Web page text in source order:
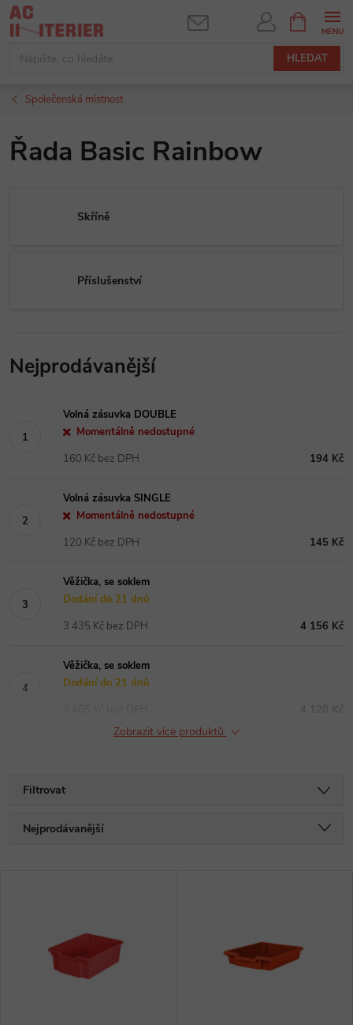
Přejít
na
HLEDAT
NÁKUPNÍ
KOŠÍK
Společenská místnost
Řada Basic Rainbow
Skříně
Příslušenství
Nejprodávanější
Volná zásuvka DOUBLE
Momentálně nedostupné
194 Kč
160 Kč bez DPH
Volná zásuvka SINGLE
Momentálně nedostupné
145 Kč
120 Kč bez DPH
Věžička, se soklem
Dodání do 21 dnů
4 156 Kč
3 435 Kč bez DPH
Věžička, se soklem
Dodání do 21 dnů
Zobrazit více produktů
Filtrovat
Ř
Nejprodávanější